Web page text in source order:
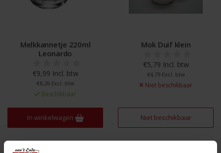
Melkkannetje 220ml
Leonardo
€9,99 Incl. btw
€8,26 Excl. btw
Beschikbaar
In winkelwagen
Mok Duif klein
€5,79 Incl. btw
€4,79 Excl. btw
Niet beschikbaar
Niet beschikbaar